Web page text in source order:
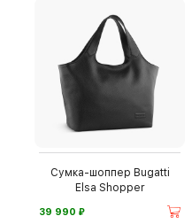
Сумка-шоппер Bugatti
Elsa Shopper
39 990 ⃏